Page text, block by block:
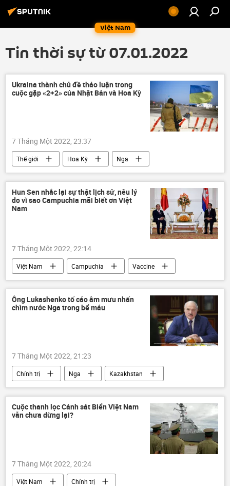
Việt Nam
Tin thời sự từ 07.01.2022
Ukraina thành chủ đề thảo luận trong
cuộc gặp «2+2» của Nhật Bản và Hoa Kỳ
7 Tháng Một 2022, 23:37
Thế giới Hoa Kỳ
Nga
xung đột
Ukraina Nhật Bản
Hun Sen nhắc lại sự thật lịch sử, nêu lý
do vì sao Campuchia mãi biết ơn Việt
Nam
7 Tháng Một 2022, 22:14
Việt Nam Campuchia
Vaccine
chế độ diệt chủng Pol Pot
quan hệ
Ông Lukashenko tố cáo âm mưu nhấn
chìm nước Nga trong bể máu
7 Tháng Một 2022, 21:23
Chính trị Nga
Kazakhstan
Alexandr Lukashenko
Bạo loạn ở Kazakhstan
Cuộc thanh lọc Cảnh sát Biển Việt Nam
vẫn chưa dừng lại?
7 Tháng Một 2022, 20:24
Việt Nam
Chính trị